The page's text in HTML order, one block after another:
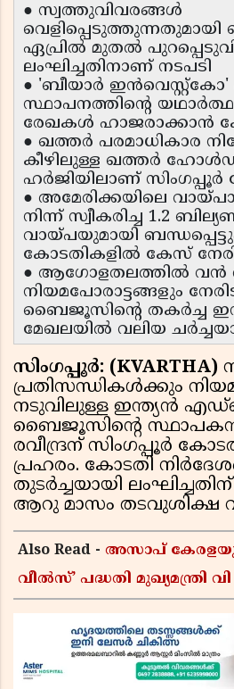
● സ്വത്തുവിവരങ്ങൾ
വെളിപ്പെടുത്തുന്നതുമായി
ഏപ്രിൽ മുതൽ
ലംഘിച്ചതിനാണ് നടപടി
● 'ബീയാർ ഇൻവെസ്റ്റ്കോ'
സ്ഥാപനത്തിന്റെ
രേഖകൾ ഹാജരാക്കാൻ
● ഖത്തർ പരമാധികാര
കീഴിലുള്ള ഖത്തർ
ഹർജിയിലാണ് സിംഗപ്പൂർ
● അമേരിക്കയിലെ
നിന്ന് സ്വീകരിച്ച 1.2
വായ്പയുമായി
കോടതികളിൽ കേസ്
● ആഗോളതലത്തിൽ വൻ
നിയമപോരാട്ടങ്ങളും
ബൈജൂസിന്റെ തകർച്ച
മേഖലയിൽ വലിയ
സിംഗപ്പൂർ: (KVARTHA)
പ്രതിസന്ധികൾക്കും
നടുവിലുള്ള ഇന്ത്യൻ
ബൈജൂസിന്റെ
രവീന്ദ്രന് സിംഗപ്പൂർ
പ്രഹരം. കോടതി
തുടർച്ചയായി
ആറു മാസം തടവുശിക്ഷ
Also Read - അസാപ്
വീൽസ്’ പദ്ധതി മുഖ്യമന്ത്രി